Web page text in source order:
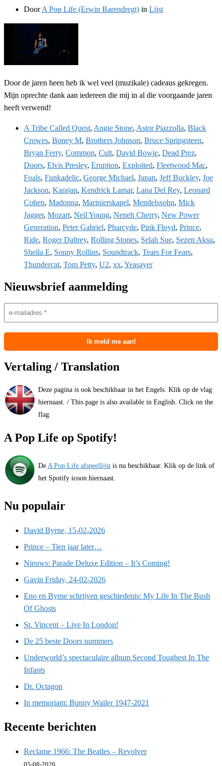
DoorA Pop Life (Erwin Barendregt) in Lijst
Door de jaren heen heb ik wel veel (muzikale) cadeaus gekregen.
Mijn oprechte dank aan iedereen die mij in al die voorgaande jaren
heeft verwend!
A Tribe Called Quest, Angie Stone, Astor Piazzolla, Black
Crowes, Boney M, Brothers Johnson, Bruce Springsteen,
Bryan Ferry, Common, Cult, David Bowie, Dead Prez,
Doors, Elvis Presley, Eruption, Exploited, Fleetwood Mac,
Foals, Funkadelic, George Michael, Japan, Jeff Buckley, Joe
Jackson, Karajan, Kendrick Lamar, Lana Del Rey, Leonard
Cohen, Madonna, Marinierskapel, Mendelssohn, Mick
Jagger, Mozart, Neil Young, Neneh Cherry, New Power
Generation, Peter Gabriel, Pharcyde, Pink Floyd, Prince,
Ride, Roger Daltrey, Rolling Stones, Selah Sue, Sezen Aksu,
Sheila E, Sonny Rollins, Soundtrack, Tears For Fears,
Thundercat, Tom Petty, U2, xx, Yeasayer
Nieuwsbrief aanmelding
Vertaling / Translation
Deze pagina is ook beschikbaar in het Engels. Klik op de vlag
hiernaast. / This page is also available in English. Click on the
flag.
A Pop Life op Spotify!
De A Pop Life afspeellijst is nu beschikbaar. Klik op de link of
het Spotify icoon hiernaast.
Nu populair
David Byrne, 15-02-2026
Prince – Tien jaar later…
Nieuws: Parade Deluxe Edition – It’s Coming!
Gavin Friday, 24-02-2026
Eno en Byrne schrijven geschiedenis: My Life In The Bush
Of Ghosts
St. Vincent – Live In London!
De 25 beste Doors nummers
Underworld’s spectaculaire album Second Toughest In The
Infants
Dr. Octagon
In memoriam: Bunny Wailer 1947-2021
Recente berichten
Reclame 1966: The Beatles – Revolver
05-08-2026